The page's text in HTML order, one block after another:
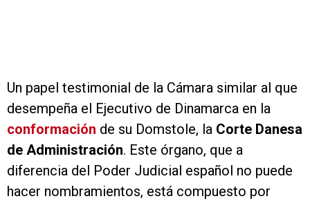
Un papel testimonial de la Cámara similar al que
desempeña el Ejecutivo de Dinamarca en la
conformación de su Domstole, la Corte Danesa
de Administración. Este órgano, que a
diferencia del Poder Judicial español no puede
hacer nombramientos, está compuesto por